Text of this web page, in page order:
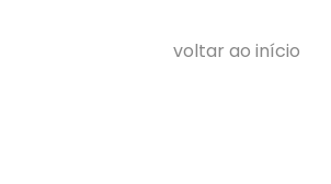
voltar ao início